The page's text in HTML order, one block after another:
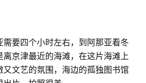
需要四个小时左右，到阿那亚看冬
离京津最近的海滩，在这片海滩上
又文艺的氛围，海边的孤独图书馆